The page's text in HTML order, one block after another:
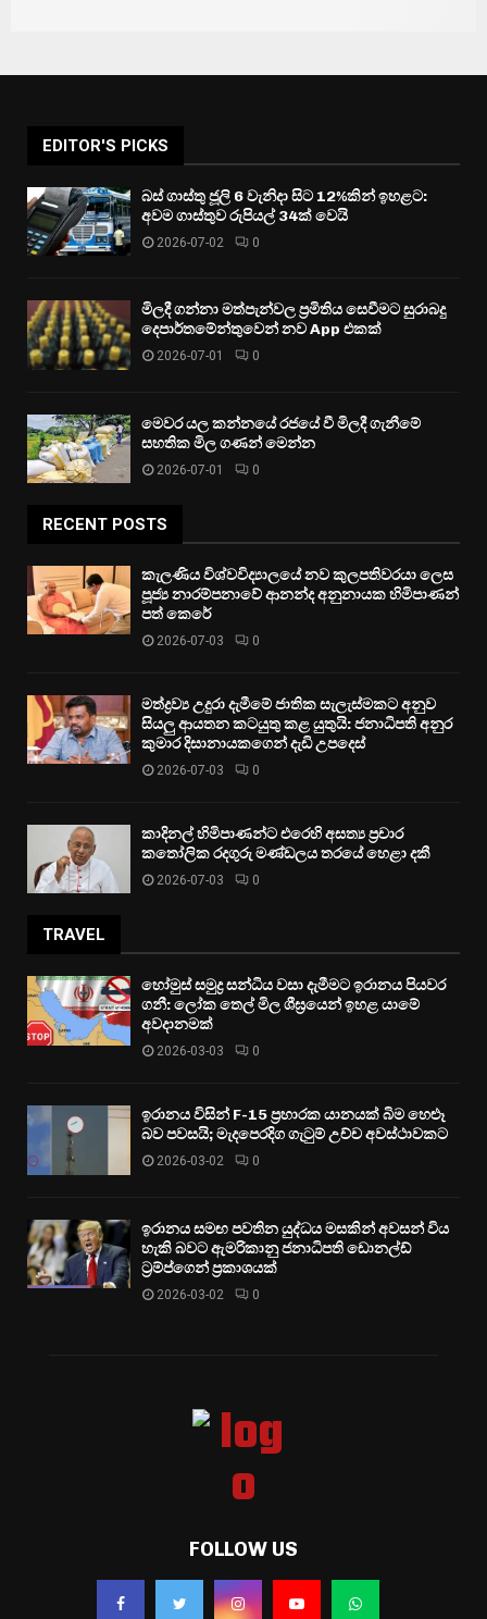
EDITOR'S PICKS
බස් ගාස්තු ජූලි 6 වැනිදා සිට 12%කින් ඉහළට:
අවම ගාස්තුව රුපියල් 34ක් වෙයි
2026-07-02 0
මිලදී ගන්නා මත්පැන්වල ප්‍රමිතිය සෙවීමට සුරාබදු
දෙපාර්තමේන්තුවෙන් නව App එකක්
2026-07-01 0
මෙවර යල කන්නයේ රජයේ වී මිලදී ගැනීමේ
සහතික මිල ගණන් මෙන්න
2026-07-01 0
RECENT POSTS
කැලණිය විශ්වවිද්‍යාලයේ නව කුලපතිවරයා ලෙස
පූජ්‍ය නාරම්පනාවේ ආනන්ද අනුනායක හිමිපාණන්
පත් කෙරේ
2026-07-03 0
මත්ද්‍රව්‍ය උදුරා දැමීමේ ජාතික සැලැස්මකට අනුව
සියලු ආයතන කටයුතු කළ යුතුයි: ජනාධිපති අනුර
කුමාර දිසානායකගෙන් දැඩි උපදෙස්
2026-07-03 0
කාදිනල් හිමිපාණන්ට එරෙහි අසත්‍ය ප්‍රචාර
කතෝලික රදගුරු මණ්ඩලය තරයේ හෙළා දකී
2026-07-03 0
TRAVEL
හෝමුස් සමුද්‍ර සන්ධිය වසා දැමීමට ඉරානය පියවර
ගනී: ලෝක තෙල් මිල ශීඝ්‍රයෙන් ඉහළ යාමේ
අවදානමක්
2026-03-03 0
ඉරානය විසින් F-15 ප්‍රහාරක යානයක් බිම හෙළූ
බව පවසයි; මැදපෙරදිග ගැටුම් උච්ච අවස්ථාවකට
2026-03-02 0
ඉරානය සමඟ පවතින යුද්ධය මසකින් අවසන් විය
හැකි බවට ඇමරිකානු ජනාධිපති ඩොනල්ඩ්
ට්‍රම්ප්ගෙන් ප්‍රකාශයක්
2026-03-02 0
FOLLOW US